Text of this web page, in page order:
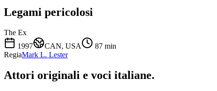
Legami pericolosi
The Ex
1997
CAN, USA 87 min
RegiaMark L. Lester
Attori originali e voci italiane.